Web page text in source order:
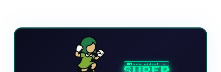
Nová videohra